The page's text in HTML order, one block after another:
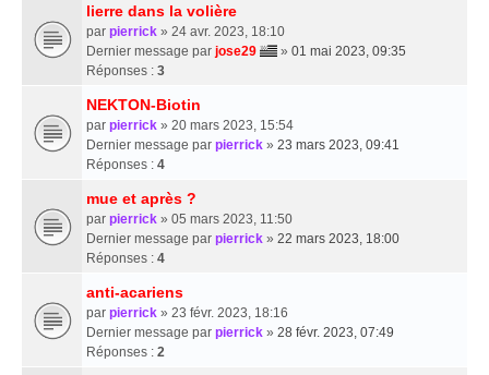
lierre dans la volière
par pierrick » 24 avr. 2023, 18:10
Dernier message par jose29 » 01 mai 2023, 09:35
Réponses : 3
NEKTON-Biotin
par pierrick » 20 mars 2023, 15:54
Dernier message par pierrick » 23 mars 2023, 09:41
Réponses : 4
mue et après ?
par pierrick » 05 mars 2023, 11:50
Dernier message par pierrick » 22 mars 2023, 18:00
Réponses : 4
anti-acariens
par pierrick » 23 févr. 2023, 18:16
Dernier message par pierrick » 28 févr. 2023, 07:49
Réponses : 2